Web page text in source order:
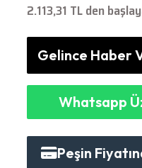
2.113,31 TL den
Gelince Haber
Whatsapp
Peşin